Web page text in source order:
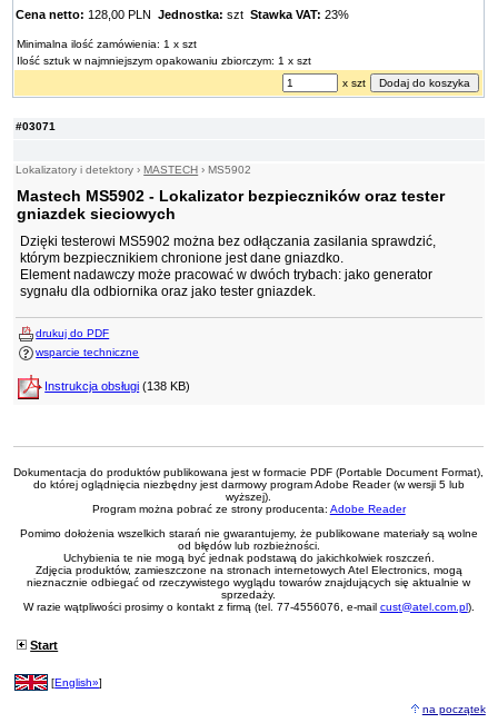
#03071
Lokalizatory i detektory ›MASTECH ›MS5902
Mastech MS5902 - Lokalizator bezpieczników oraz tester
gniazdek sieciowych
Dzięki testerowi MS5902 można bez odłączania zasilania sprawdzić,
którym bezpiecznikiem chronione jest dane gniazdko.
Element nadawczy może pracować w dwóch trybach: jako generator
sygnału dla odbiornika oraz jako tester gniazdek.
drukuj do PDF
wsparcie techniczne
Instrukcja obsługi (138 KB)
Cena netto: 128,00 PLNJednostka: sztStawka VAT: 23%
Minimalna ilość zamówienia: 1 x szt
Ilość sztuk w najmniejszym opakowaniu zbiorczym: 1 x szt
x szt
Dokumentacja do produktów publikowana jest w formacie PDF (Portable Document Format),
do której oglądnięcia niezbędny jest darmowy program Adobe Reader (w wersji 5 lub
wyższej).
Program można pobrać ze strony producenta: Adobe Reader
Pomimo dołożenia wszelkich starań nie gwarantujemy, że publikowane materiały są wolne
od błędów lub rozbieżności.
Uchybienia te nie mogą być jednak podstawą do jakichkolwiek roszczeń.
Zdjęcia produktów, zamieszczone na stronach internetowych Atel Electronics, mogą
nieznacznie odbiegać od rzeczywistego wyglądu towarów znajdujących się aktualnie w
sprzedaży.
W razie wątpliwości prosimy o kontakt z firmą (tel. 77-4556076, e-mail cust@atel.com.pl).
Start
[English»]
na początek